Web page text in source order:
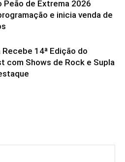
Peão de Extrema 2026
e inicia venda de
Recebe 14ª Edição do
com Shows de Rock e Supla